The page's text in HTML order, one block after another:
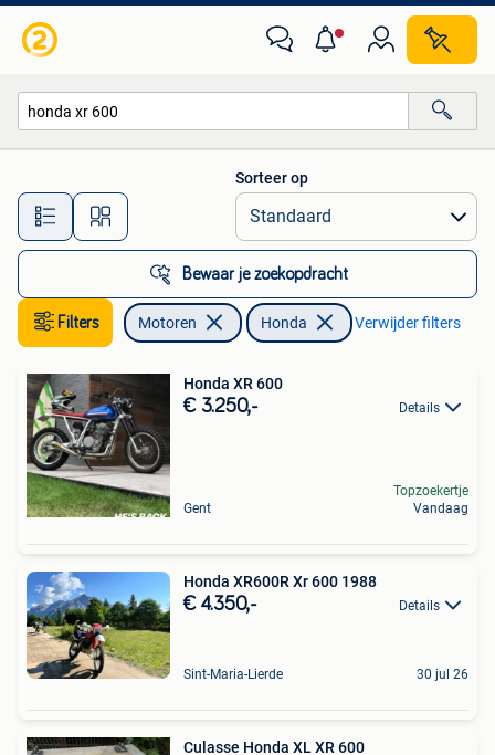
Alle afstanden…
Sorteer op
Bewaar je zoekopdracht
Filters Motoren Honda Verwijder filters
Honda XR 600
€ 3.250,- Details
Gent
Topzoekertje
Vandaag
Honda XR600R Xr 600 1988
€ 4.350,- Details
Sint-Maria-Lierde 30 jul 26
Culasse Honda XL XR 600